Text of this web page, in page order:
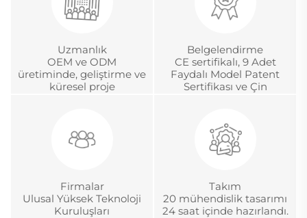
Uzmanlık
OEM ve ODM
üretiminde, geliştirme ve
küresel proje
Belgelendirme
CE sertifikalı, 9 Adet
Faydalı Model Patent
Sertifikası ve Çin
Firmalar
Ulusal Yüksek Teknoloji
Kuruluşları
Takım
20 mühendislik tasarımı
24 saat içinde hazırlandı.